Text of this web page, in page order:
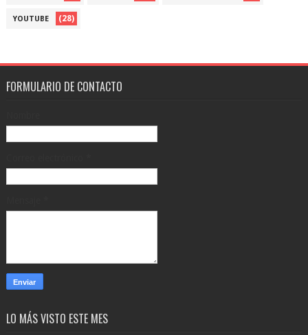
YOUTUBE (28)
FORMULARIO DE CONTACTO
LO MÁS VISTO ESTE MES